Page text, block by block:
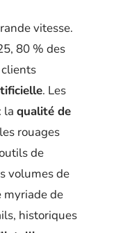
vitesse.
80 % des
. Les
la qualité de
rouages
de
volumes de
myriade de
historiques